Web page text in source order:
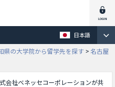
日本語
県の大学院から留学先を探す >名古屋
会社ベネッセコーポレーションが共